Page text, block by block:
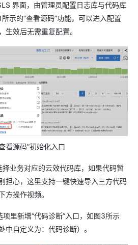
界面，由管理员配置日志库与代码库
示的“查看源码”功能，可以进入配置
生效后无需重复配置。
看源码”初始化入口
业务对应的云效代码库，如果代码暂
担心，这里支持一键快速导入三方代码
方操作视频。
里新增“代码诊断”入口，如图3所示
中自定义为：代码诊断）。